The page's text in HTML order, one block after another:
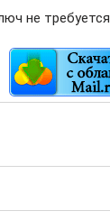
не требуется